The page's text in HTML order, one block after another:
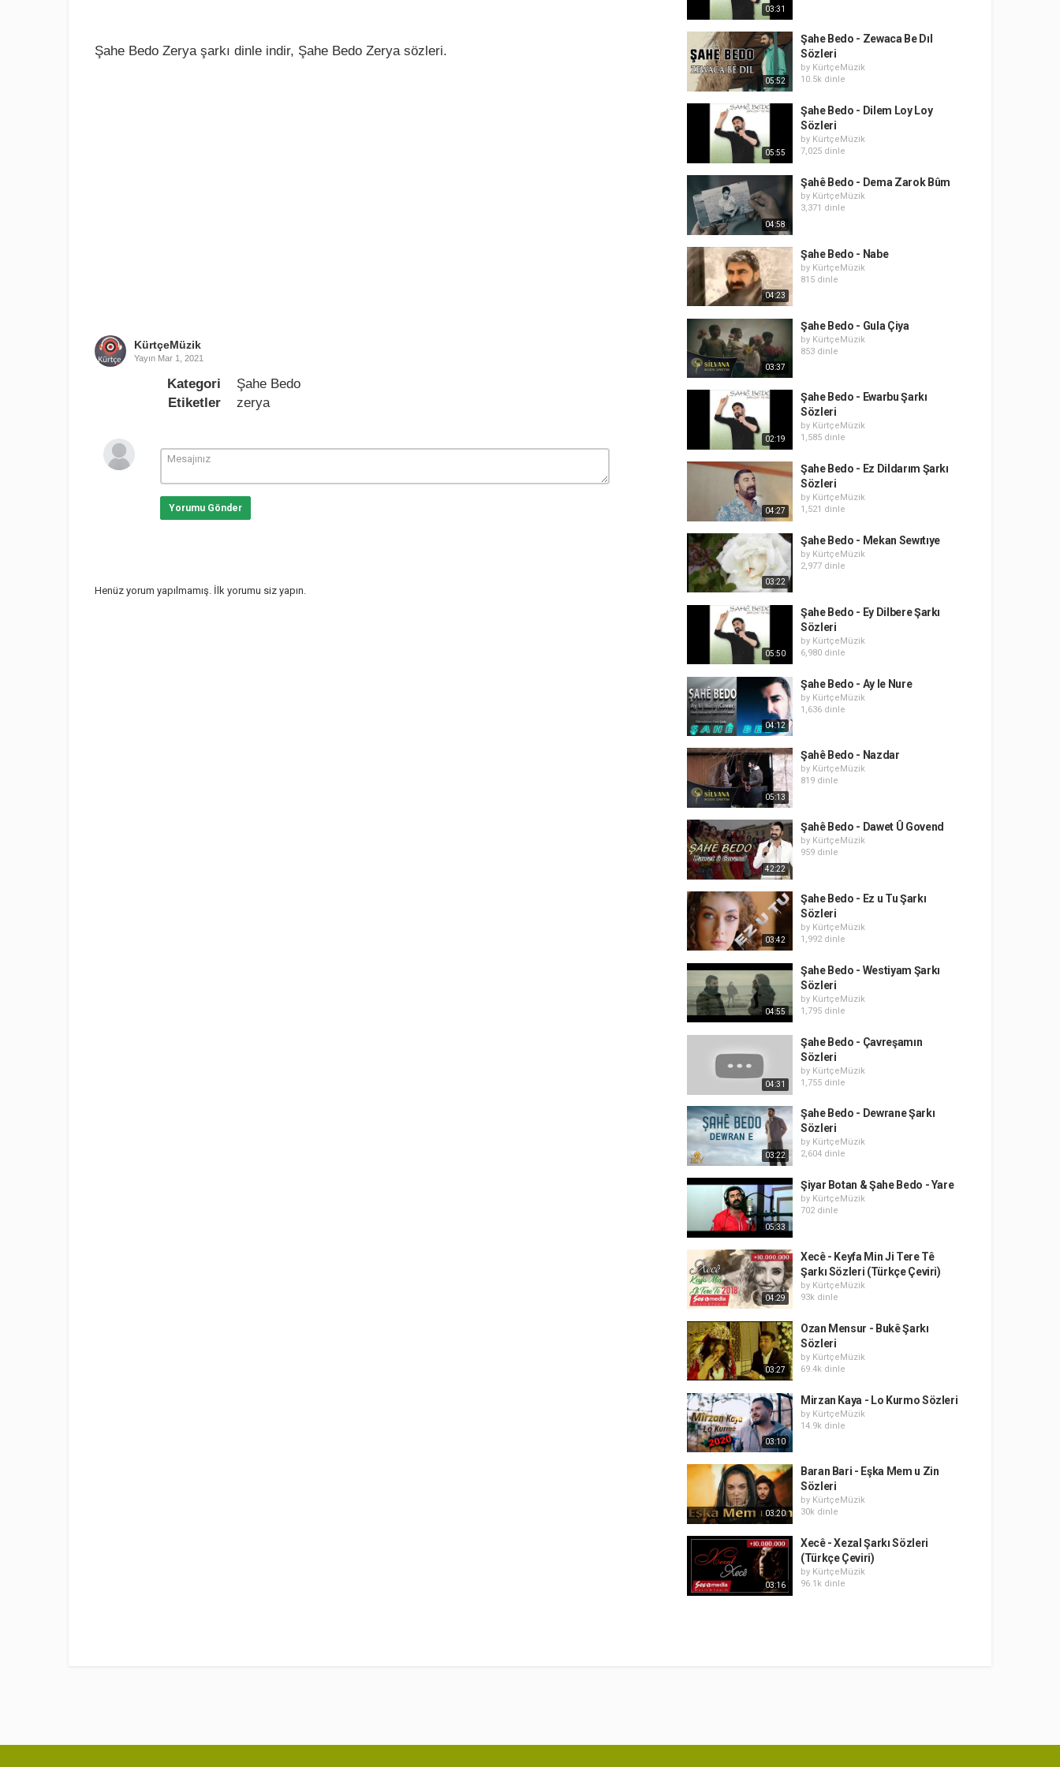
Şahe Bedo Zerya şarkı dinle indir, Şahe Bedo Zerya sözleri.
KürtçeMüzik
Yayın Mar 1, 2021
Kategori
Şahe Bedo
Etiketler
zerya
Yorumu Gönder
Henüz yorum yapılmamış. İlk yorumu siz yapın.
03:31
05:52
Şahe Bedo - Zewaca Be Dıl
Sözleri
by KürtçeMüzik
10.5k dinle
05:55
Şahe Bedo - Dilem Loy Loy
Sözleri
by KürtçeMüzik
7,025 dinle
04:58
Şahê Bedo - Dema Zarok Bûm
by KürtçeMüzik
3,371 dinle
04:23
Şahe Bedo - Nabe
by KürtçeMüzik
815 dinle
03:37
Şahe Bedo - Gula Çiya
by KürtçeMüzik
853 dinle
02:19
Şahe Bedo - Ewarbu Şarkı
Sözleri
by KürtçeMüzik
1,585 dinle
04:27
Şahe Bedo - Ez Dildarım Şarkı
Sözleri
by KürtçeMüzik
1,521 dinle
03:22
Şahe Bedo - Mekan Sewıtıye
by KürtçeMüzik
2,977 dinle
05:50
Şahe Bedo - Ey Dilbere Şarkı
Sözleri
by KürtçeMüzik
6,980 dinle
04:12
Şahe Bedo - Ay le Nure
by KürtçeMüzik
1,636 dinle
05:13
Şahê Bedo - Nazdar
by KürtçeMüzik
819 dinle
42:22
Şahê Bedo - Dawet Û Govend
by KürtçeMüzik
959 dinle
03:42
Şahe Bedo - Ez u Tu Şarkı
Sözleri
by KürtçeMüzik
1,992 dinle
04:55
Şahe Bedo - Westiyam Şarkı
Sözleri
by KürtçeMüzik
1,795 dinle
04:31
Şahe Bedo - Çavreşamın
Sözleri
by KürtçeMüzik
1,755 dinle
03:22
Şahe Bedo - Dewrane Şarkı
Sözleri
by KürtçeMüzik
2,604 dinle
05:33
Şiyar Botan & Şahe Bedo - Yare
by KürtçeMüzik
702 dinle
04:29
Xecê - Keyfa Min Ji Tere Tê
Şarkı Sözleri (Türkçe Çeviri)
by KürtçeMüzik
93k dinle
03:27
Ozan Mensur - Bukê Şarkı
Sözleri
by KürtçeMüzik
69.4k dinle
03:10
Mirzan Kaya - Lo Kurmo Sözleri
by KürtçeMüzik
14.9k dinle
03:20
Baran Bari - Eşka Mem u Zin
Sözleri
by KürtçeMüzik
30k dinle
03:16
Xecê - Xezal Şarkı Sözleri
(Türkçe Çeviri)
by KürtçeMüzik
96.1k dinle